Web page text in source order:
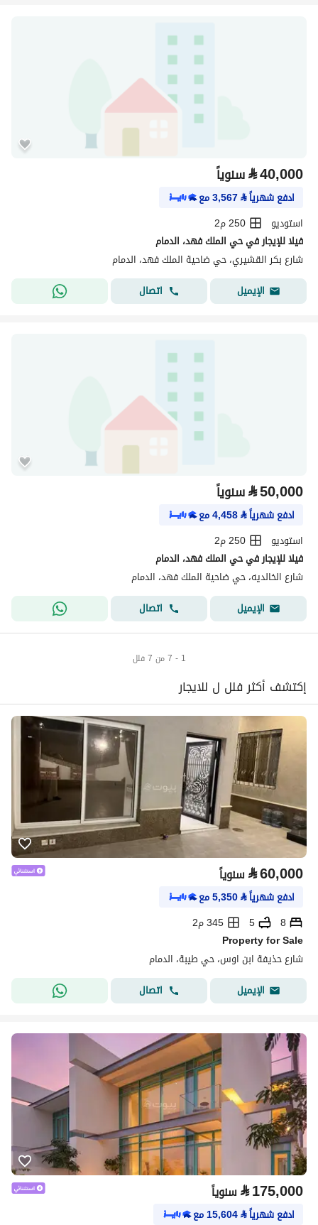
⃁40,000 سنوياً
ادفع شهرياً⃁
3,567مع
استوديو
250 م2
فيلا للإيجار في حي الملك فهد، الدمام
شارع بكر القشيري، حي ضاحية الملك فهد، الدمام
الإيميل
اتصال
⃁50,000 سنوياً
ادفع شهرياً⃁
4,458مع
استوديو
250 م2
فيلا للإيجار في حي الملك فهد، الدمام
شارع الخالديه، حي ضاحية الملك فهد، الدمام
الإيميل
اتصال
1 - 7 من 7 فلل
إكتشف أكثر فلل ل للايجار
⃁60,000 سنوياً
ادفع شهرياً⃁
5,350مع
8
5
345 م2
Property for Sale
شارع حذيفة ابن اوس، حي طيبة، الدمام
الإيميل
اتصال
⃁175,000 سنوياً
ادفع شهرياً⃁
15,604مع